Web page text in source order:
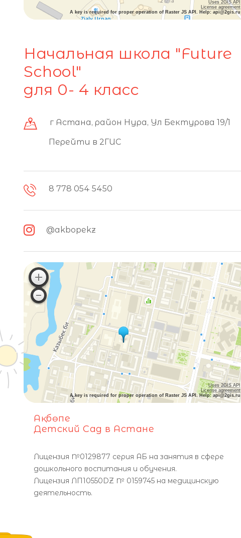
Uses 2GIS API
License agreement
A key is required for proper operation of Raster JS API. Help: api@2gis.ru
Начальная школа "Future
School"
для 0- 4 класс
г Астана, район Нура, Ул Бектурова 19/1
Перейти в 2ГИС
8 778 054 5450
@akbopekz
Uses 2GIS API
License agreement
A key is required for proper operation of Raster JS API. Help: api@2gis.ru
Ақбөпе
Детский Сад в Астане
Лицензия №0129877 серия АБ на занятия в сфере
дошкольного воспитания и обучения.
Лицензия ЛП10550DZ № 0159745 на медицинскую
деятельность.